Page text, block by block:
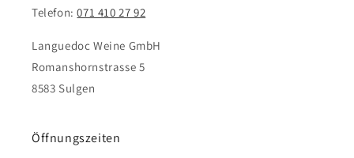
Telefon:071 410 27 92
Languedoc Weine GmbH
Romanshornstrasse 5
8583 Sulgen
Öffnungszeiten